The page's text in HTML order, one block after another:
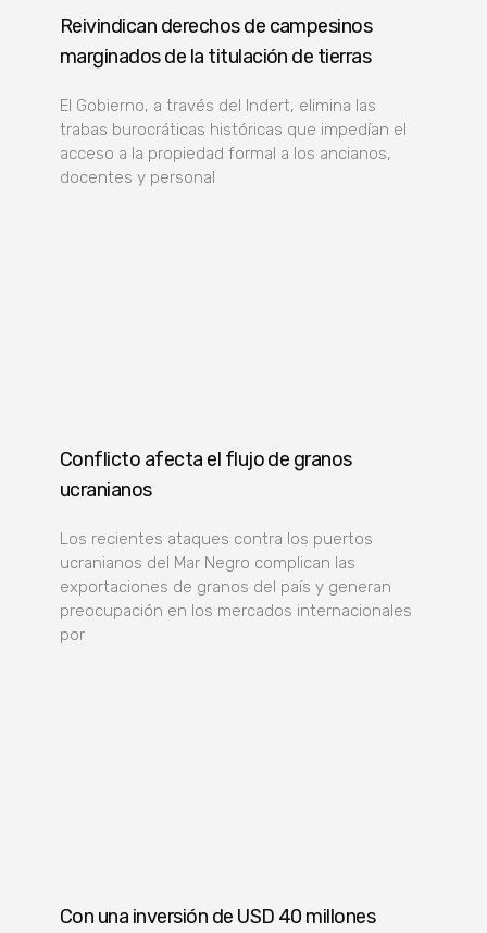
Reivindican derechos de campesinos
marginados de la titulación de tierras
El Gobierno, a través del Indert, elimina las
trabas burocráticas históricas que impedían el
acceso a la propiedad formal a los ancianos,
docentes y personal
Conflicto afecta el flujo de granos
ucranianos
Los recientes ataques contra los puertos
ucranianos del Mar Negro complican las
exportaciones de granos del país y generan
preocupación en los mercados internacionales
por
Con una inversión de USD 40 millones